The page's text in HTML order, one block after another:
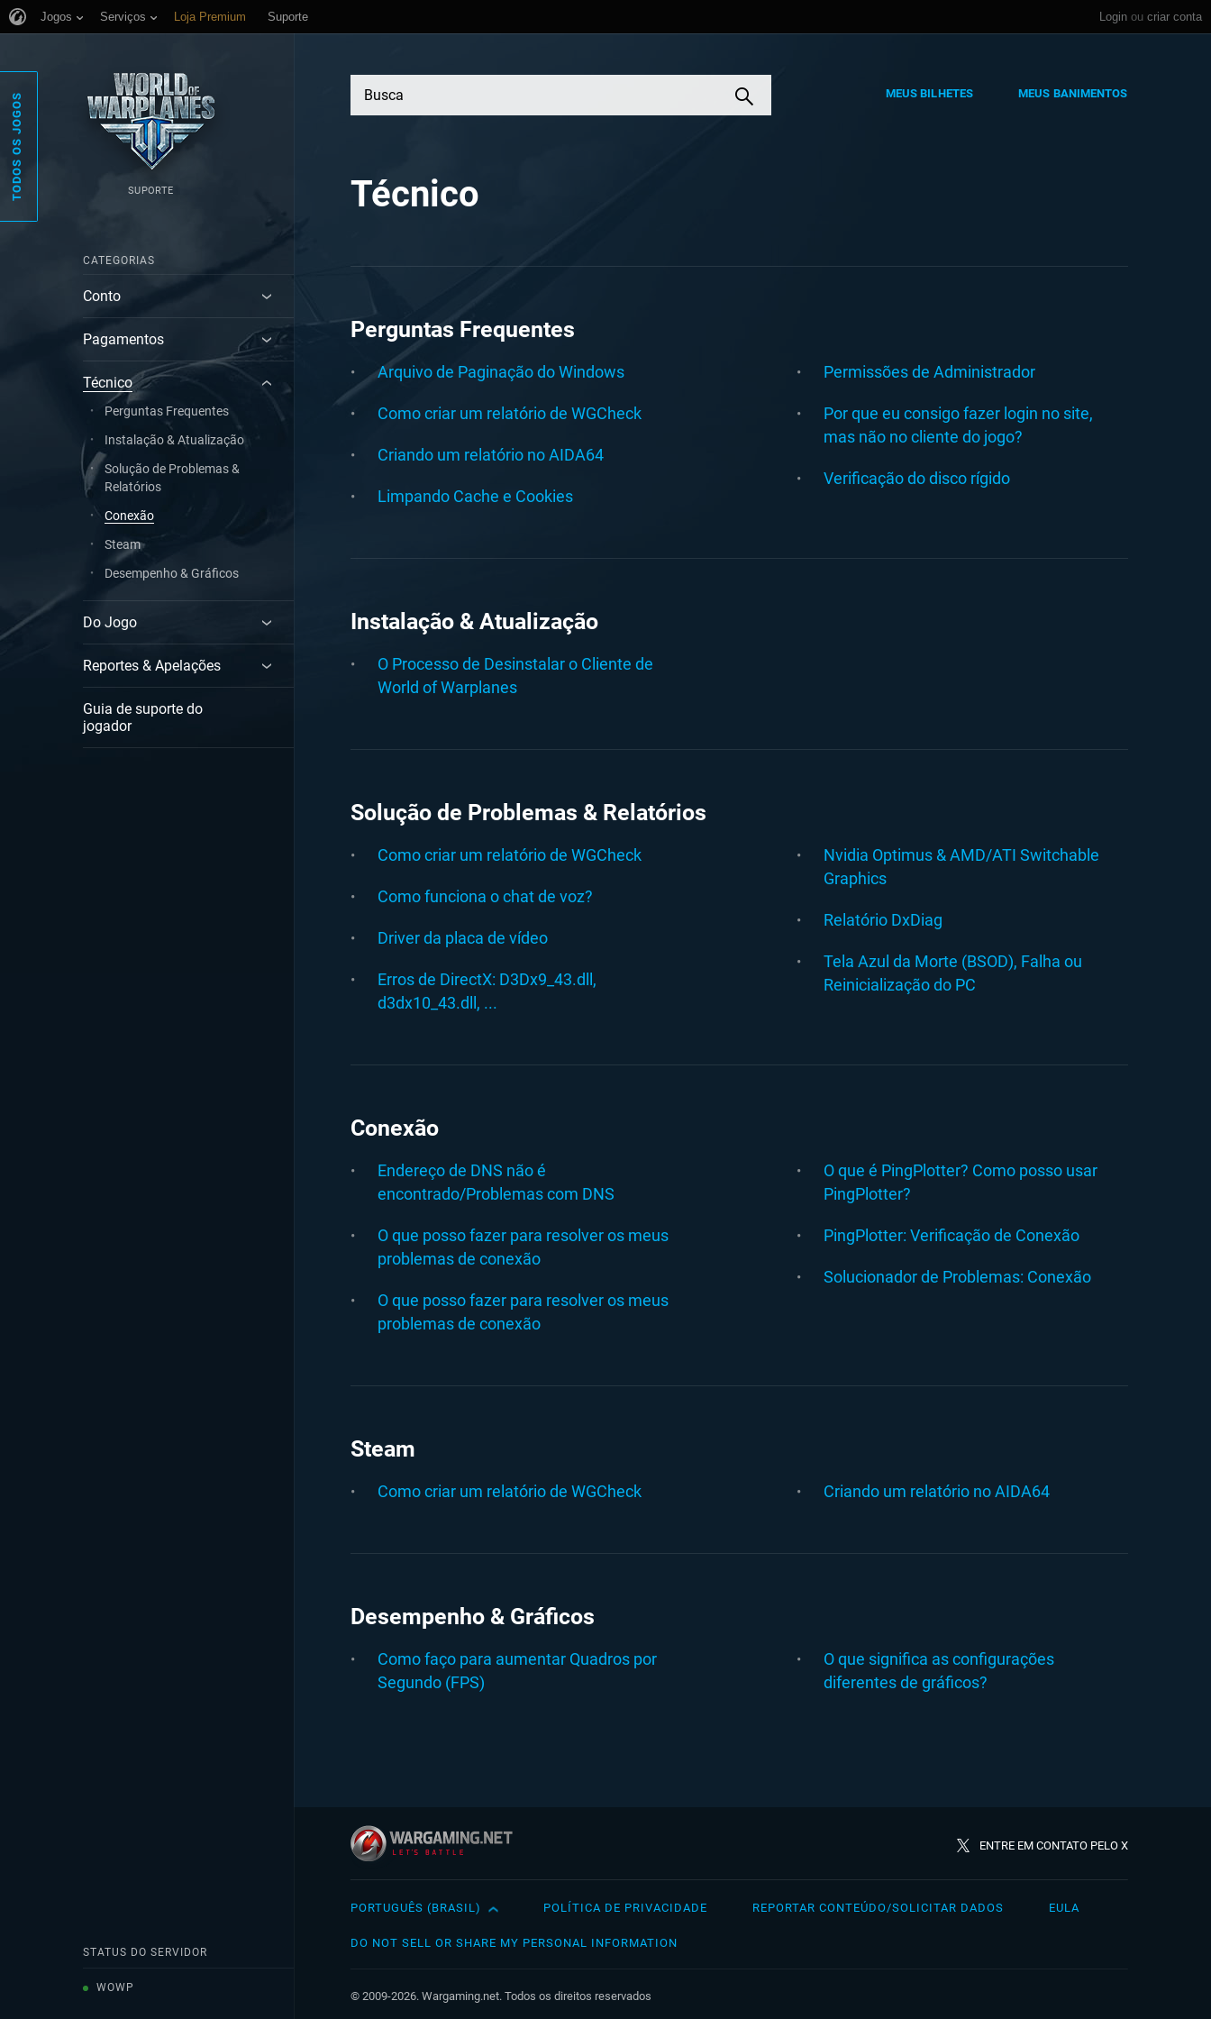
Login ou criar conta
Jogos Serviços Loja Premium Suporte
TODOS OS JOGOS SUPORTE
CATEGORIAS
Conto
Pagamentos
Técnico
Perguntas Frequentes
Instalação & Atualização
Solução de Problemas &
Relatórios
Conexão
Steam
Desempenho & Gráficos
Do Jogo
Reportes & Apelações
Guia de suporte do
jogador
STATUS DO SERVIDOR
WOWP
MEUS BILHETES MEUS BANIMENTOS
Técnico
Perguntas Frequentes
Arquivo de Paginação do Windows
Como criar um relatório de WGCheck
Criando um relatório no AIDA64
Limpando Cache e Cookies
Permissões de Administrador
Por que eu consigo fazer login no site,
mas não no cliente do jogo?
Verificação do disco rígido
Instalação & Atualização
O Processo de Desinstalar o Cliente de
World of Warplanes
Solução de Problemas & Relatórios
Como criar um relatório de WGCheck
Como funciona o chat de voz?
Driver da placa de vídeo
Erros de DirectX: D3Dx9_43.dll,
d3dx10_43.dll, ...
Nvidia Optimus & AMD/ATI Switchable
Graphics
Relatório DxDiag
Tela Azul da Morte (BSOD), Falha ou
Reinicialização do PC
Conexão
Endereço de DNS não é
encontrado/Problemas com DNS
O que posso fazer para resolver os meus
problemas de conexão
O que posso fazer para resolver os meus
problemas de conexão
O que é PingPlotter? Como posso usar
PingPlotter?
PingPlotter: Verificação de Conexão
Solucionador de Problemas: Conexão
Steam
Como criar um relatório de WGCheck Criando um relatório no AIDA64
Desempenho & Gráficos
Como faço para aumentar Quadros por
Segundo (FPS)
O que significa as configurações
diferentes de gráficos?
ENTRE EM CONTATO PELO X
Čeština
Italiano
PORTUGUÊS (BRASIL) POLÍTICA DE PRIVACIDADE REPORTAR CONTEÚDO/SOLICITAR DADOS EULA
DO NOT SELL OR SHARE MY PERSONAL INFORMATION
© 2009-2026. Wargaming.net. Todos os direitos reservados